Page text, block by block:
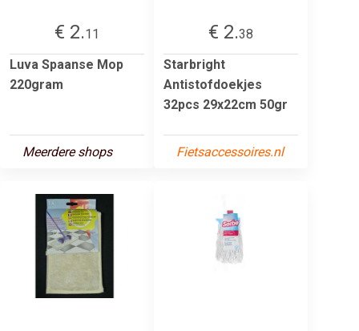
€ 2.11
Luva Spaanse Mop
220gram
Meerdere shops
€ 2.38
Starbright
Antistofdoekjes
32pcs 29x22cm 50gr
Fietsaccessoires.nl